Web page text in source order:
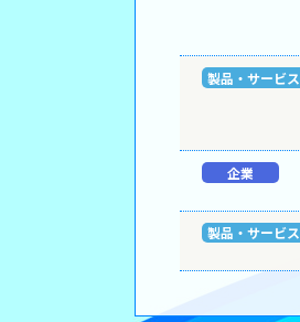
製品・サービス
企業
製品・サービス